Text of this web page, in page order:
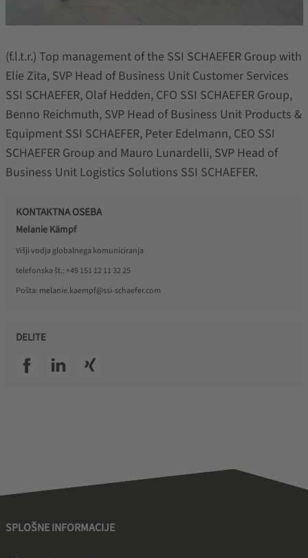
(f.l.t.r.) Top management of the SSI SCHAEFER Group with
Elie Zita, SVP Head of Business Unit Customer Services
SSI SCHAEFER, Olaf Hedden, CFO SSI SCHAEFER Group,
Benno Reichmuth, SVP Head of Business Unit Products &
Equipment SSI SCHAEFER, Peter Edelmann, CEO SSI
SCHAEFER Group and Mauro Lunardelli, SVP Head of
Business Unit Logistics Solutions SSI SCHAEFER.
KONTAKTNA OSEBA
Melanie Kämpf
Višji vodja globalnega komuniciranja
telefonska št.: +49 151 12 11 32 25
Pošta: melanie.kaempf@ssi-schaefer.com
DELITE
SSI facebook
SSI linkedin
SSI xing
SPLOŠNE INFORMACIJE